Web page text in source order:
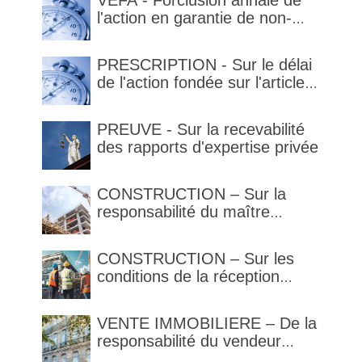
l'action en garantie de non-
PRESCRIPTION - Sur le délai
de l'action fondée sur l'article
PREUVE - Sur la recevabilité
des rapports d'expertise privée
CONSTRUCTION – Sur la
responsabilité du maître
supporte une obligation de
contrôle étendu
CONSTRUCTION – Sur les
conditions de la réception
VENTE IMMOBILIERE – De la
responsabilité du vendeur